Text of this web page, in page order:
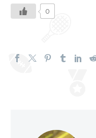
0